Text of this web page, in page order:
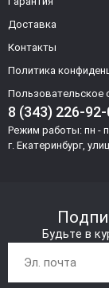
Доставка
Контакты
Политика
Пользовательское
8 (343) 226-92-
Режим работы: пн -
г. Екатеринбург,
Будьте в